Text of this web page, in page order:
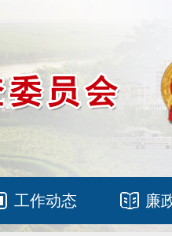
工作动态 廉